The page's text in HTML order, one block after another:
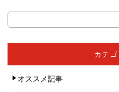
カテゴ
オススメ記事